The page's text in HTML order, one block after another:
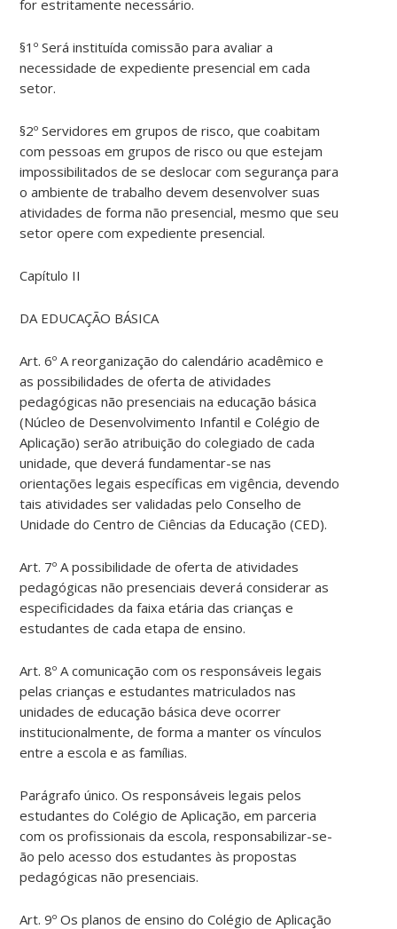
for estritamente necessário.
§1º Será instituída comissão para avaliar a
necessidade de expediente presencial em cada
setor.
§2º Servidores em grupos de risco, que coabitam
com pessoas em grupos de risco ou que estejam
impossibilitados de se deslocar com segurança para
o ambiente de trabalho devem desenvolver suas
atividades de forma não presencial, mesmo que seu
setor opere com expediente presencial.
Capítulo II
DA EDUCAÇÃO BÁSICA
Art. 6º A reorganização do calendário acadêmico e
as possibilidades de oferta de atividades
pedagógicas não presenciais na educação básica
(Núcleo de Desenvolvimento Infantil e Colégio de
Aplicação) serão atribuição do colegiado de cada
unidade, que deverá fundamentar-se nas
orientações legais específicas em vigência, devendo
tais atividades ser validadas pelo Conselho de
Unidade do Centro de Ciências da Educação (CED).
Art. 7º A possibilidade de oferta de atividades
pedagógicas não presenciais deverá considerar as
especificidades da faixa etária das crianças e
estudantes de cada etapa de ensino.
Art. 8º A comunicação com os responsáveis legais
pelas crianças e estudantes matriculados nas
unidades de educação básica deve ocorrer
institucionalmente, de forma a manter os vínculos
entre a escola e as famílias.
Parágrafo único. Os responsáveis legais pelos
estudantes do Colégio de Aplicação, em parceria
com os profissionais da escola, responsabilizar-se-
ão pelo acesso dos estudantes às propostas
pedagógicas não presenciais.
Art. 9º Os planos de ensino do Colégio de Aplicação